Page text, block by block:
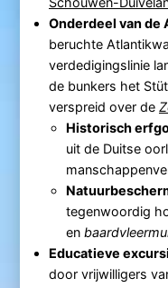
Onderdeel van de
beruchte
verdedigingslinie
de bunkers het
verspreid over de
Historisch
uit de Duitse
tegenwoordig
en
Educatieve
door vrijwilligers